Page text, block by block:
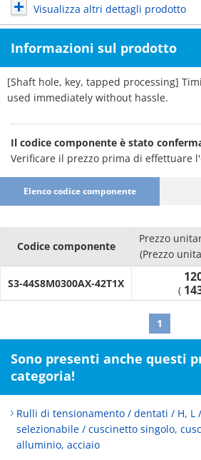
Visualizza altri dettagli prodotto
Informazioni sul prodotto
[Shaft hole, key, tapped processing]
used immediately without hassle.
Il codice componente è stato
Verificare il prezzo prima di effettuare
Elenco codice componente
Codice componente
Prezzo
(Prezzo
S3-44S8M0300AX-42T1X
(
1
Sono presenti anche questi
categoria!
Rulli di tensionamento / dentati / H, L
selezionabile / cuscinetto singolo,
alluminio, acciaio